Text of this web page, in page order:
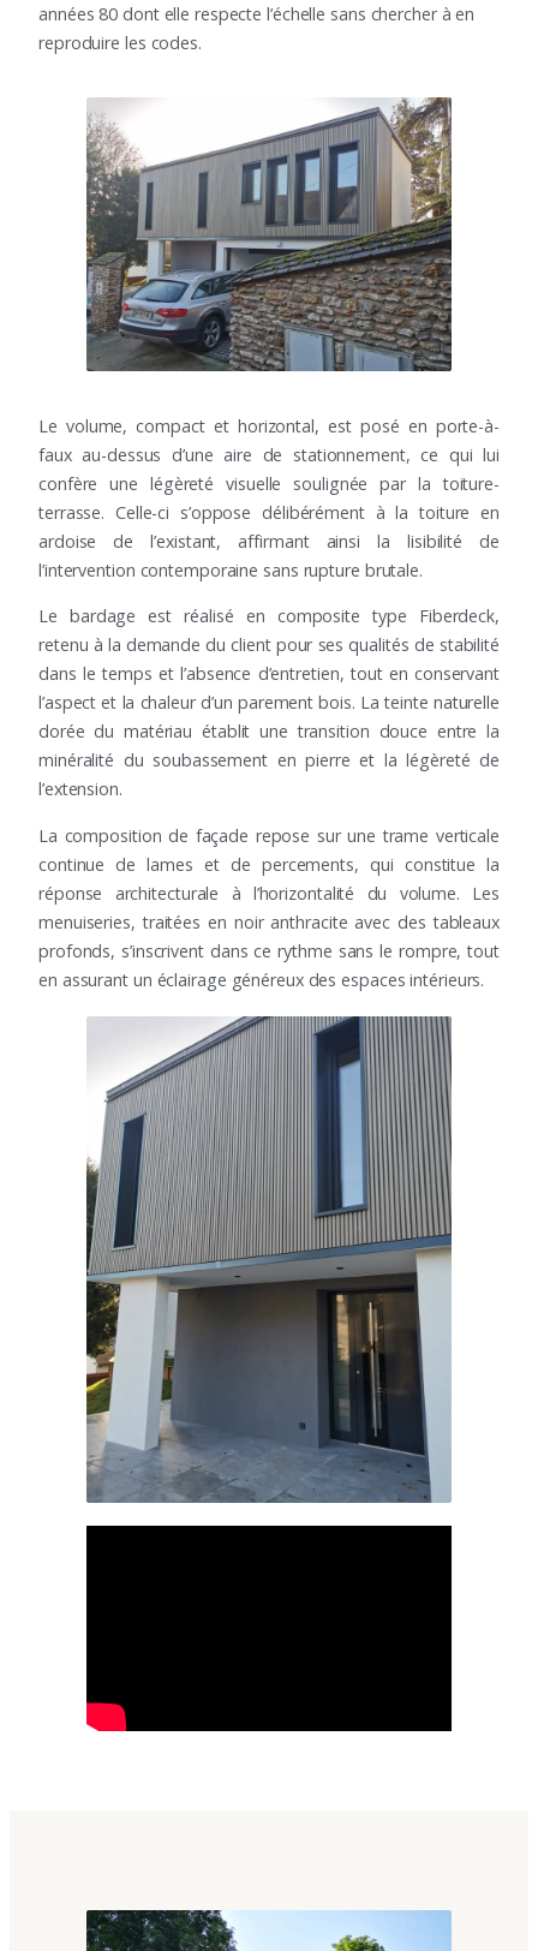
années 80 dont elle respecte l’échelle sans chercher à en
reproduire les codes.
Le volume, compact et horizontal, est posé en porte-à-
faux au-dessus d’une aire de stationnement, ce qui lui
confère une légèreté visuelle soulignée par la toiture-
terrasse. Celle-ci s’oppose délibérément à la toiture en
ardoise de l’existant, affirmant ainsi la lisibilité de
l’intervention contemporaine sans rupture brutale.
Le bardage est réalisé en composite type Fiberdeck,
retenu à la demande du client pour ses qualités de stabilité
dans le temps et l’absence d’entretien, tout en conservant
l’aspect et la chaleur d’un parement bois. La teinte naturelle
dorée du matériau établit une transition douce entre la
minéralité du soubassement en pierre et la légèreté de
l’extension.
La composition de façade repose sur une trame verticale
continue de lames et de percements, qui constitue la
réponse architecturale à l’horizontalité du volume. Les
menuiseries, traitées en noir anthracite avec des tableaux
profonds, s’inscrivent dans ce rythme sans le rompre, tout
en assurant un éclairage généreux des espaces intérieurs.